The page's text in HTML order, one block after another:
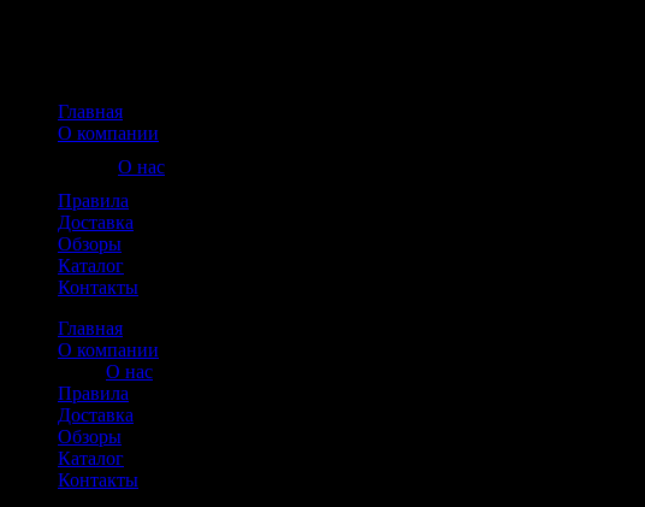
Главная
О компании
О нас
Правила
Доставка
Обзоры
Каталог
Контакты
Главная
О компании
О нас
Правила
Доставка
Обзоры
Каталог
Контакты